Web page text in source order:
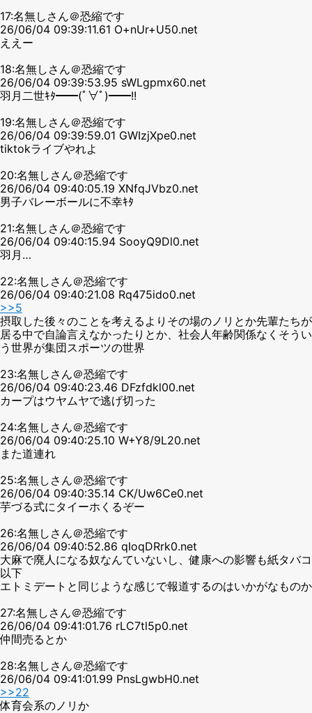
17:名無しさん＠恐縮です
26/06/04 09:39:11.61 O+nUr+U50.net
ええー
18:名無しさん＠恐縮です
26/06/04 09:39:53.95 sWLgpmx60.net
羽月二世ｷﾀ━━(ﾟ∀ﾟ)━━!!
19:名無しさん＠恐縮です
26/06/04 09:39:59.01 GWIzjXpe0.net
tiktokライブやれよ
20:名無しさん＠恐縮です
26/06/04 09:40:05.19 XNfqJVbz0.net
男子バレーボールに不幸ｷﾀ
21:名無しさん＠恐縮です
26/06/04 09:40:15.94 SooyQ9Dl0.net
羽月…
22:名無しさん＠恐縮です
26/06/04 09:40:21.08 Rq475ido0.net
>>5
摂取した後々のことを考えるよりその場のノリとか先輩たちが
居る中で自論言えなかったりとか、社会人年齢関係なくそうい
う世界が集団スポーツの世界
23:名無しさん＠恐縮です
26/06/04 09:40:23.46 DFzfdkl00.net
カープはウヤムヤで逃げ切った
24:名無しさん＠恐縮です
26/06/04 09:40:25.10 W+Y8/9L20.net
また道連れ
25:名無しさん＠恐縮です
26/06/04 09:40:35.14 CK/Uw6Ce0.net
芋づる式にタイーホくるぞー
26:名無しさん＠恐縮です
26/06/04 09:40:52.86 qIoqDRrk0.net
大麻で廃人になる奴なんていないし、健康への影響も紙タバコ
以下
エトミデートと同じような感じで報道するのはいかがなものか
27:名無しさん＠恐縮です
26/06/04 09:41:01.76 rLC7tl5p0.net
仲間売るとか
28:名無しさん＠恐縮です
26/06/04 09:41:01.99 PnsLgwbH0.net
>>22
体育会系のノリか